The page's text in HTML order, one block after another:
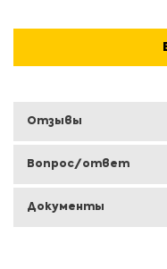
Отзывы
Вопрос/ответ
Документы